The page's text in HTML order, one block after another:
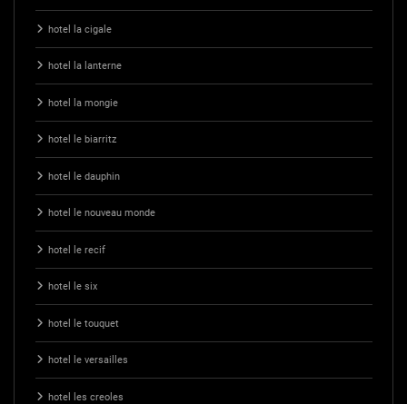
hotel la cigale
hotel la lanterne
hotel la mongie
hotel le biarritz
hotel le dauphin
hotel le nouveau monde
hotel le recif
hotel le six
hotel le touquet
hotel le versailles
hotel les creoles